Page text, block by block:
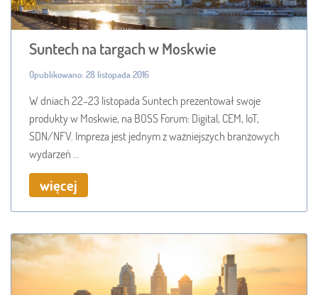
Suntech na targach w Moskwie
Opublikowano: 28 listopada 2016
W dniach 22-23 listopada Suntech prezentował swoje
produkty w Moskwie, na BOSS Forum: Digital, CEM, IoT,
SDN/NFV. Impreza jest jednym z ważniejszych branżowych
wydarzeń ...
więcej